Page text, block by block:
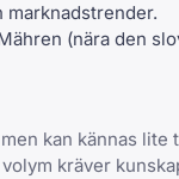
marknadstrender.
(nära den
kan kännas
kräver